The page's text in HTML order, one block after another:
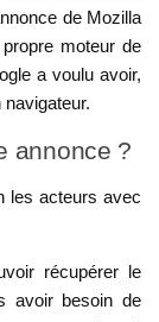
de Mozilla
moteur de
a voulu avoir,
annonce ?
les acteurs avec
récupérer le
avoir besoin de